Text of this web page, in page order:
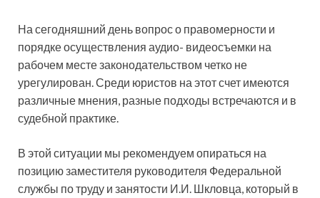
На сегодняшний день вопрос о правомерности и
порядке осуществления аудио- видеосъемки на
рабочем месте законодательством четко не
урегулирован. Среди юристов на этот счет имеются
различные мнения, разные подходы встречаются и в
судебной практике.
В этой ситуации мы рекомендуем опираться на
позицию заместителя руководителя Федеральной
службы по труду и занятости И.И. Шкловца, который в